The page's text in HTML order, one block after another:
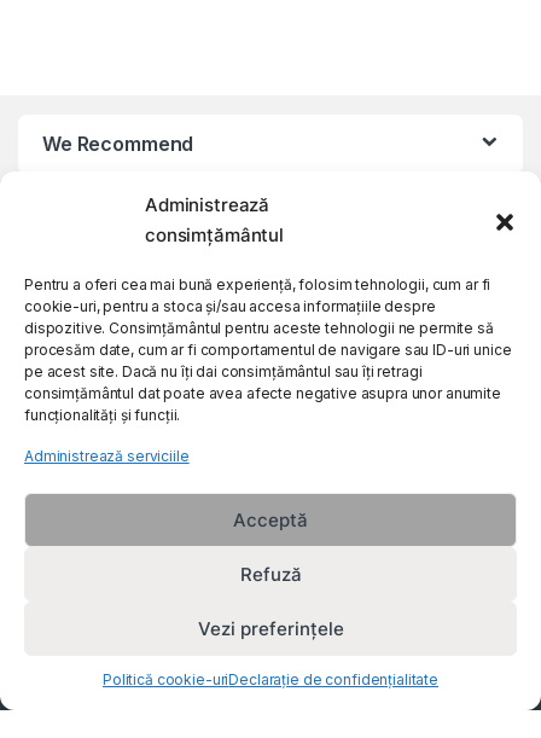
Administrează
consimțământul
Pentru a oferi cea mai bună experiență, folosim tehnologii, cum ar fi
cookie-uri, pentru a stoca și/sau accesa informațiile despre
dispozitive. Consimțământul pentru aceste tehnologii ne permite să
procesăm date, cum ar fi comportamentul de navigare sau ID-uri unice
pe acest site. Dacă nu îți dai consimțământul sau îți retragi
consimțământul dat poate avea afecte negative asupra unor anumite
funcționalități și funcții.
Administrează serviciile
Acceptă
Refuză
Vezi preferințele
Politică cookie-uriDeclarație de confidențialitate
We Recommend
My Account
Customer Care
About Us